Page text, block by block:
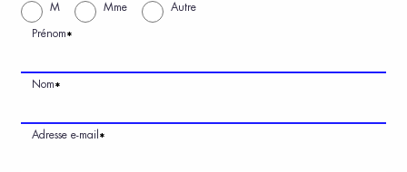
M Mme Autre
Prénom*
Nom*
Adresse e-mail *